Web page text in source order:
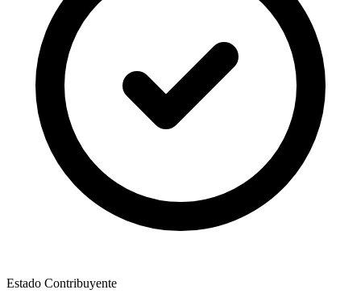
Estado Contribuyente